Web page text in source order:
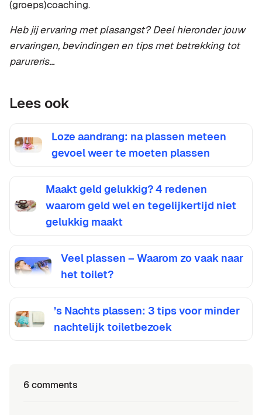
(groeps)coaching.
Heb jij ervaring met plasangst? Deel hieronder jouw
ervaringen, bevindingen en tips met betrekking tot
parureris…
Lees ook
Loze aandrang: na plassen meteen
gevoel weer te moeten plassen
Maakt geld gelukkig? 4 redenen
waarom geld wel en tegelijkertijd niet
gelukkig maakt
Veel plassen – Waarom zo vaak naar
het toilet?
’s Nachts plassen: 3 tips voor minder
nachtelijk toiletbezoek
6 comments